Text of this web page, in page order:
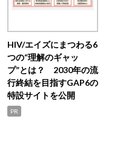
HIV/エイズにまつわる6
つの“理解のギャッ
プ”とは？ 2030年の流
行終結を目指すGAP6の
特設サイトを公開
PR